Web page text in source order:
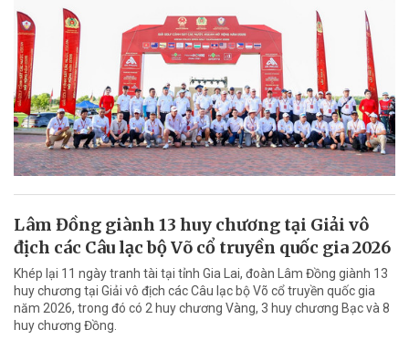
Lâm Đồng giành 13 huy chương tại Giải vô
địch các Câu lạc bộ Võ cổ truyền quốc gia 2026
Khép lại 11 ngày tranh tài tại tỉnh Gia Lai, đoàn Lâm Đồng giành 13
huy chương tại Giải vô địch các Câu lạc bộ Võ cổ truyền quốc gia
năm 2026, trong đó có 2 huy chương Vàng, 3 huy chương Bạc và 8
huy chương Đồng.